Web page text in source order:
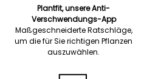
Plantfit, unsere Anti-
Verschwendungs-App
Maßgeschneiderte Ratschläge,
um die für Sie richtigen Pflanzen
auszuwählen.